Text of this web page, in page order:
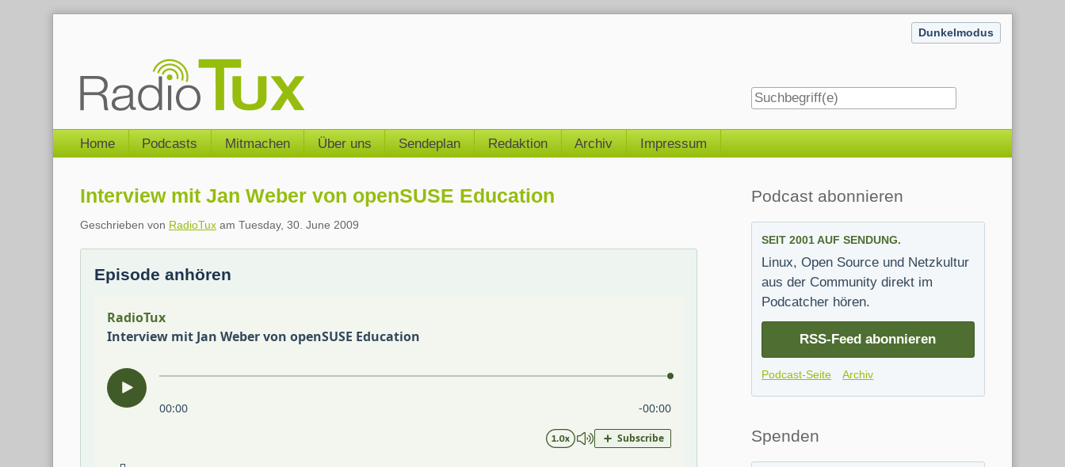
Dunkelmodus
Navigation
Home Podcasts Mitmachen Über uns Sendeplan Redaktion Archiv Impressum
Interview mit Jan Weber von openSUSE Education
Geschrieben von RadioTuxam Tuesday, 30. June 2009
Episode anhören
Seitenleiste
Podcast abonnieren
SEIT 2001 AUF SENDUNG.
Linux, Open Source und Netzkultur
aus der Community direkt im
Podcatcher hören.
RSS-Feed abonnieren
Podcast-Seite Archiv
Spenden